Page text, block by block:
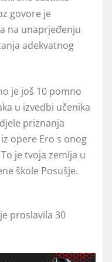
govore je
na unaprjeđenju
adekvatnog
je još 10 pomno
u izvedbi učenika
priznanja
opere Ero s onog
je tvoja zemlja u
škole Posušje.